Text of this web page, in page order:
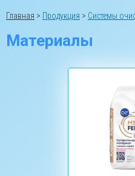
Главная > Продукция > Системы
Материалы